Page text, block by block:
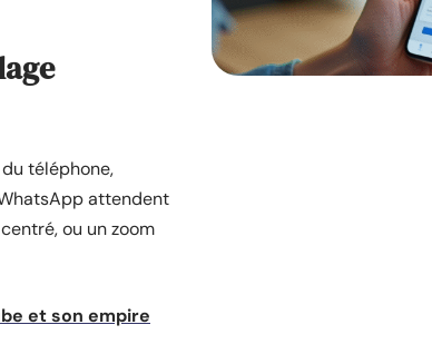
téléphone,
attendent
ou un zoom
et son empire